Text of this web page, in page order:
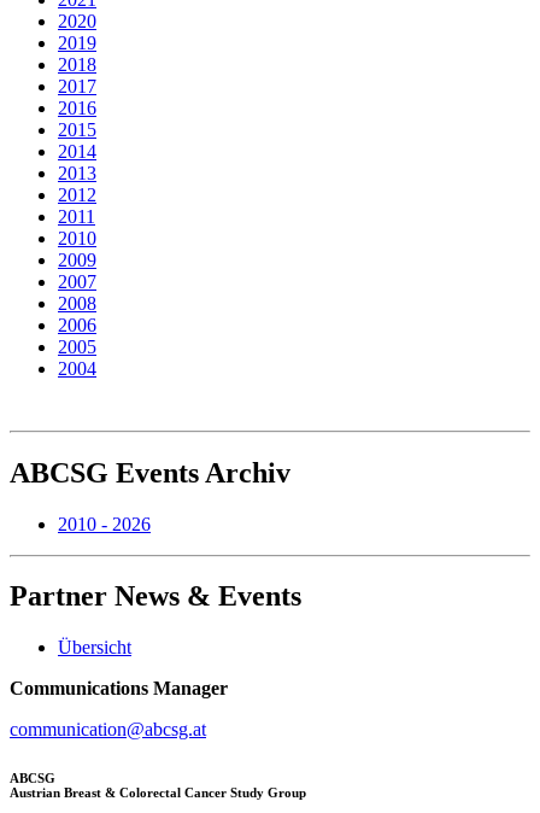
2020
2019
2018
2017
2016
2015
2014
2013
2012
2011
2010
2009
2007
2008
2006
2005
2004
ABCSG Events Archiv
2010 - 2026
Partner News & Events
Übersicht
Communications Manager
communication@abcsg.at
ABCSG
Austrian Breast & Colorectal Cancer Study Group